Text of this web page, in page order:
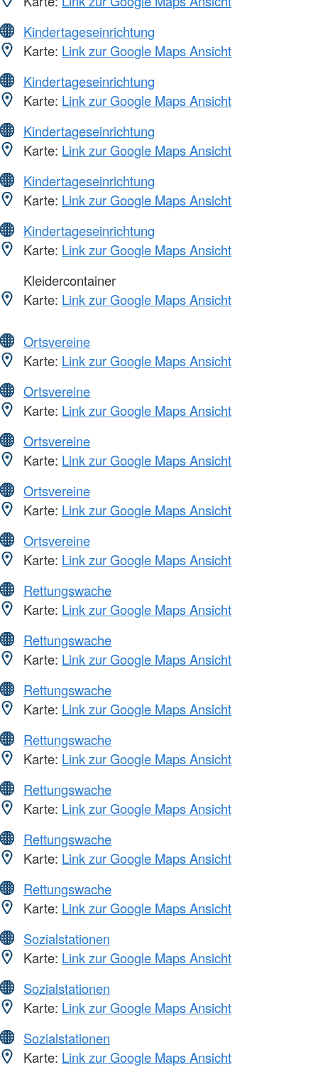
Kindertageseinrichtung
Karte: Link zur Google Maps Ansicht
Kindertageseinrichtung
Karte: Link zur Google Maps Ansicht
Kindertageseinrichtung
Karte: Link zur Google Maps Ansicht
Kindertageseinrichtung
Karte: Link zur Google Maps Ansicht
Kindertageseinrichtung
Karte: Link zur Google Maps Ansicht
Kleidercontainer
Karte: Link zur Google Maps Ansicht
Ortsvereine
Karte: Link zur Google Maps Ansicht
Ortsvereine
Karte: Link zur Google Maps Ansicht
Ortsvereine
Karte: Link zur Google Maps Ansicht
Ortsvereine
Karte: Link zur Google Maps Ansicht
Ortsvereine
Karte: Link zur Google Maps Ansicht
Rettungswache
Karte: Link zur Google Maps Ansicht
Rettungswache
Karte: Link zur Google Maps Ansicht
Rettungswache
Karte: Link zur Google Maps Ansicht
Rettungswache
Karte: Link zur Google Maps Ansicht
Rettungswache
Karte: Link zur Google Maps Ansicht
Rettungswache
Karte: Link zur Google Maps Ansicht
Rettungswache
Karte: Link zur Google Maps Ansicht
Sozialstationen
Karte: Link zur Google Maps Ansicht
Sozialstationen
Karte: Link zur Google Maps Ansicht
Sozialstationen
Karte: Link zur Google Maps Ansicht